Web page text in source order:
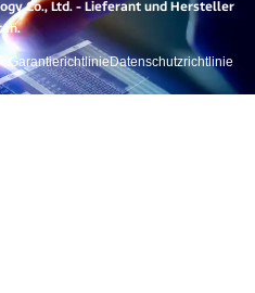
Co., Ltd. - Lieferant und Hersteller
Datenschutzrichtlinie
Garantierichtlinie